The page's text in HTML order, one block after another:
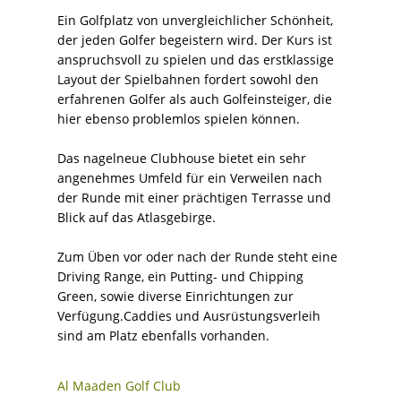
Ein Golfplatz von unvergleichlicher Schönheit,
der jeden Golfer begeistern wird. Der Kurs ist
anspruchsvoll zu spielen und das erstklassige
Layout der Spielbahnen fordert sowohl den
erfahrenen Golfer als auch Golfeinsteiger, die
hier ebenso problemlos spielen können.
Das nagelneue Clubhouse bietet ein sehr
angenehmes Umfeld für ein Verweilen nach
der Runde mit einer prächtigen Terrasse und
Blick auf das Atlasgebirge.
Zum Üben vor oder nach der Runde steht eine
Driving Range, ein Putting- und Chipping
Green, sowie diverse Einrichtungen zur
Verfügung.Caddies und Ausrüstungsverleih
sind am Platz ebenfalls vorhanden.
Al Maaden Golf Club